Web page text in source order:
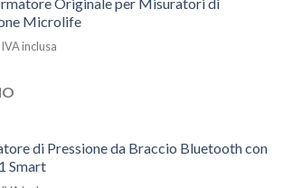
Microlife
IVA inclusa
di Pressione da Braccio Bluetooth con
Smart